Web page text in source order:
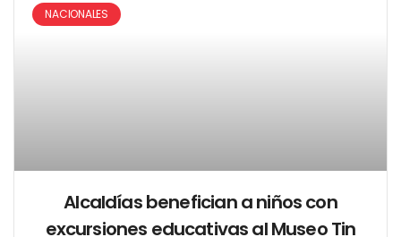
NACIONALES
Alcaldías benefician a niños con
excursiones educativas al Museo Tin